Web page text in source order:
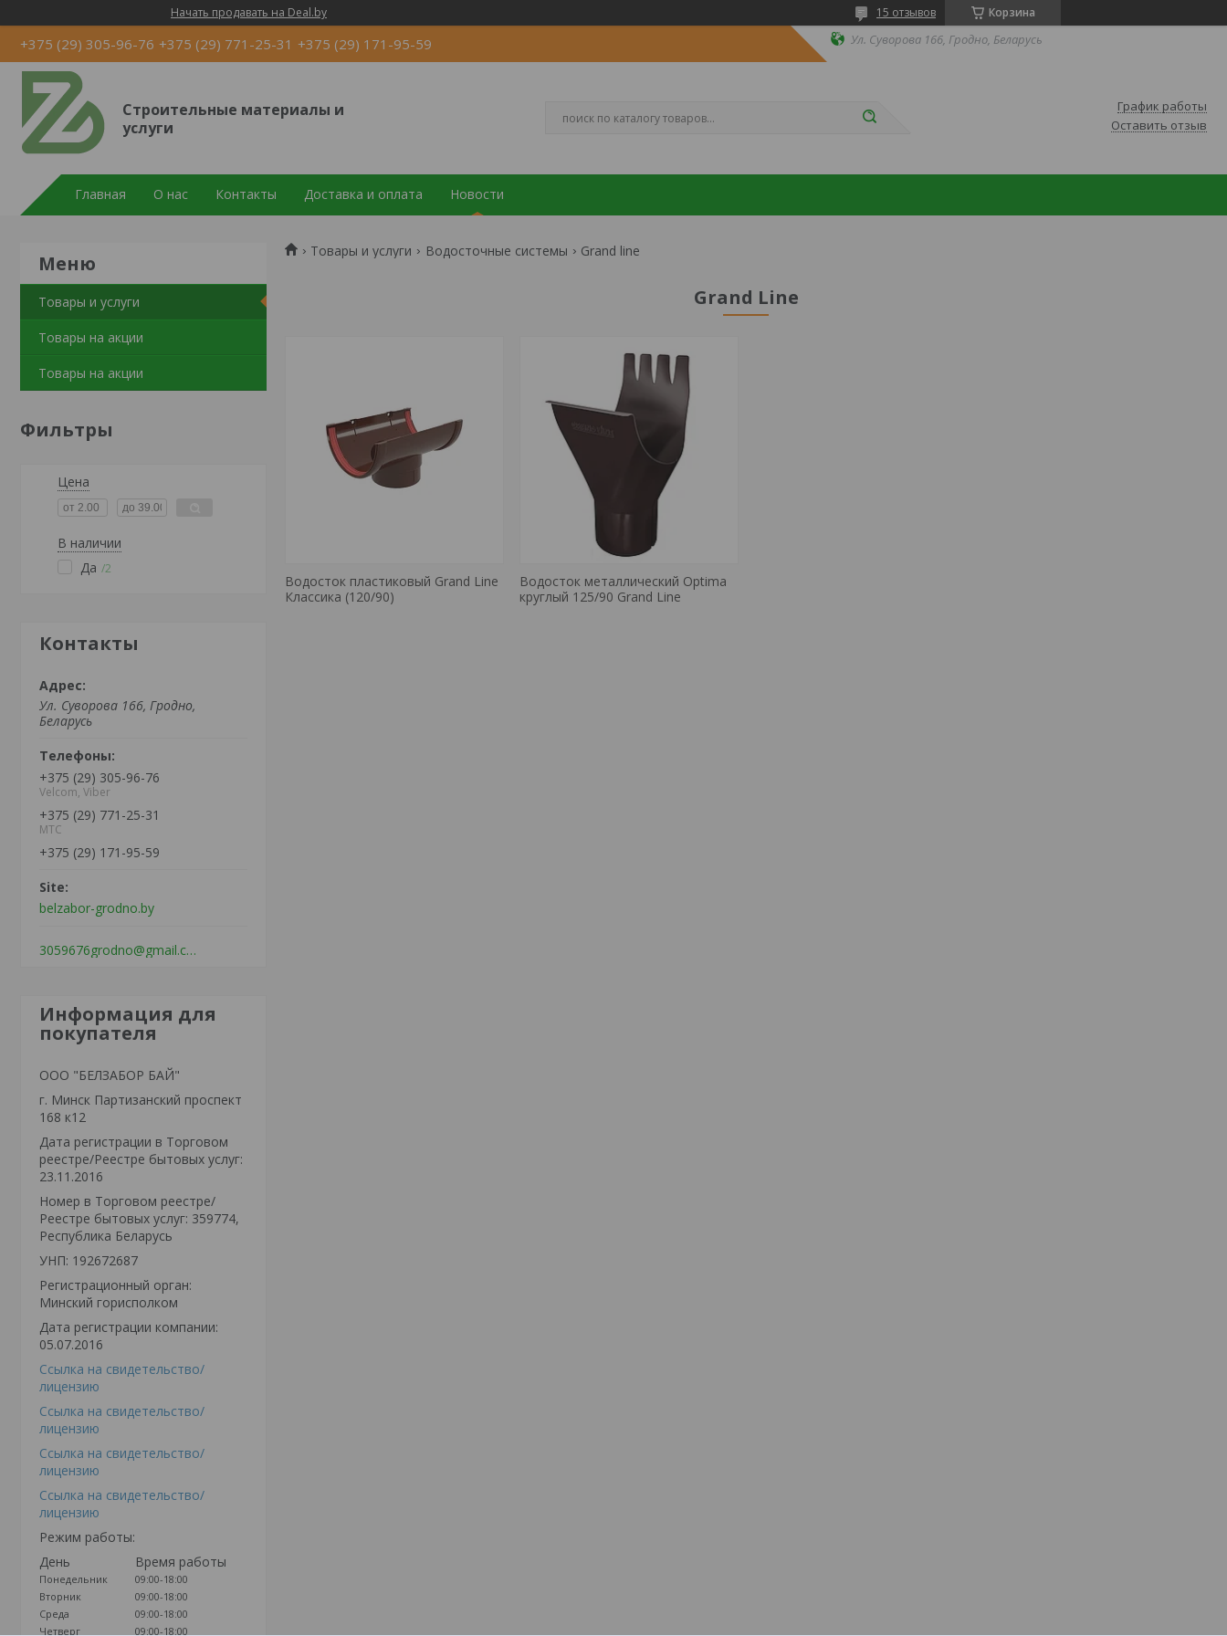
Начать продавать на Deal.by Корзина
15 отзывов
+375 (29) 305-96-76 +375 (29) 771-25-31 +375 (29) 171-95-59 Ул. Суворова 166, Гродно, Беларусь
Строительные материалы и
услуги
График работы
Оставить отзыв
Главная О нас Контакты Доставка и оплата Новости
Товары и услуги
Товары на акции
Товары на акции
Фильтры
Цена
В наличии
Да 2
Контакты
Ул. Суворова 166, Гродно,
Беларусь
+375 (29) 305-96-76
Velcom, Viber
+375 (29) 771-25-31
МТС
+375 (29) 171-95-59
belzabor-grodno.by
3059676grodno@gmail.com
Информация для
покупателя
ООО "БЕЛЗАБОР БАЙ"
г. Минск Партизанский проспект
168 к12
Дата регистрации в Торговом
реестре/Реестре бытовых услуг:
23.11.2016
Номер в Торговом реестре/
Реестре бытовых услуг: 359774,
Республика Беларусь
УНП: 192672687
Регистрационный орган:
Минский горисполком
Дата регистрации компании:
05.07.2016
Ссылка на свидетельство/
лицензию
Ссылка на свидетельство/
лицензию
Ссылка на свидетельство/
лицензию
Ссылка на свидетельство/
лицензию
Режим работы:
День
Время работы
Понедельник
09:00-18:00
Вторник
09:00-18:00
Среда
09:00-18:00
Четверг
09:00-18:00
Товары и услуги Водосточные системы Grand line
Grand Line
Водосток пластиковый Grand Line
Классика (120/90)
Водосток металлический Optima
круглый 125/90 Grand Line